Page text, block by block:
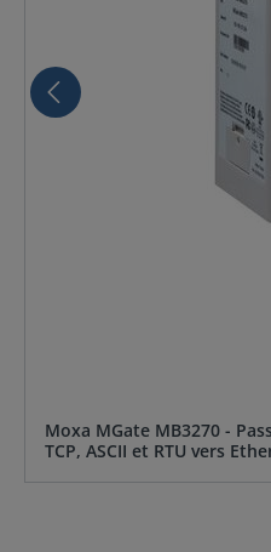
Moxa MGate MB3270 -
TCP, ASCII et RTU vers